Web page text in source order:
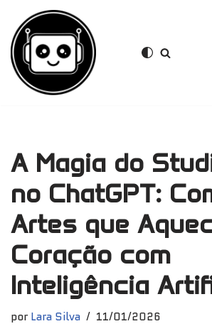
Pular
para
o
conteúdo
A Magia do
no ChatGPT:
Artes que
Coração com
Inteligência
por Lara Silva 11/01/2026